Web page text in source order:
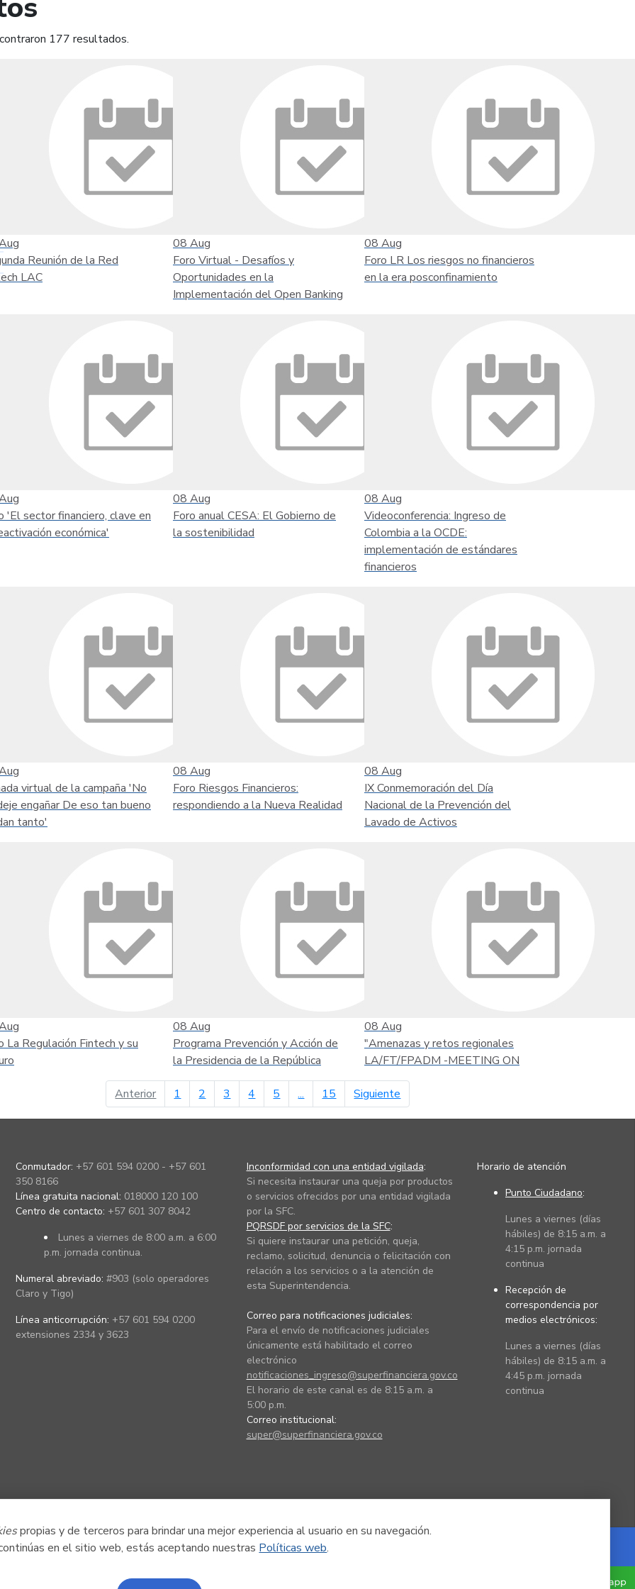
propias y de terceros para brindar una mejor experiencia al usuario en su navegación.
en el sitio web, estás aceptando nuestras Políticas web.
177 resultados.
Reunión de la Red
LAC
08 Aug
Foro Virtual - Desafíos y
Oportunidades en la
Implementación del Open Banking
08 Aug
Foro LR Los riesgos no financieros
en la era posconfinamiento
'El sector financiero, clave en
económica'
08 Aug
Foro anual CESA: El Gobierno de
la sostenibilidad
08 Aug
Videoconferencia: Ingreso de
Colombia a la OCDE:
implementación de estándares
financieros
virtual de la campaña 'No
engañar De eso tan bueno
tanto'
08 Aug
Foro Riesgos Financieros:
respondiendo a la Nueva Realidad
08 Aug
IX Conmemoración del Día
Nacional de la Prevención del
Lavado de Activos
La Regulación Fintech y su
08 Aug
Programa Prevención y Acción de
la Presidencia de la República
08 Aug
"Amenazas y retos regionales
LA/FT/FPADM -MEETING ON
Anteriorpágina anterior
1 2 3 4 5 ... 15 Siguiente
Conmutador: +57 601 594 0200 - +57 601
350 8166
Línea gratuita nacional: 018000 120 100
Centro de contacto: +57 601 307 8042
Lunes a viernes de 8:00 a.m. a 6:00
p.m. jornada continua.
Numeral abreviado: #903 (solo operadores
Claro y Tigo)
Línea anticorrupción: +57 601 594 0200
extensiones 2334 y 3623
Inconformidad con una entidad vigilada:
Si necesita instaurar una queja por productos
o servicios ofrecidos por una entidad vigilada
por la SFC.
PQRSDF por servicios de la SFC:
Si quiere instaurar una petición, queja,
reclamo, solicitud, denuncia o felicitación con
relación a los servicios o a la atención de
esta Superintendencia.
Correo para notificaciones judiciales:
Para el envío de notificaciones judiciales
únicamente está habilitado el correo
electrónico
notificaciones_ingreso@superfinanciera.gov.co
El horario de este canal es de 8:15 a.m. a
5:00 p.m.
Correo institucional:
super@superfinanciera.gov.co
Horario de atención
Punto Ciudadano:
Lunes a viernes (días
hábiles) de 8:15 a.m. a
4:15 p.m. jornada
continua
Recepción de
correspondencia por
medios electrónicos:
Lunes a viernes (días
hábiles) de 8:15 a.m. a
4:45 p.m. jornada
continua
Powered by Nexura